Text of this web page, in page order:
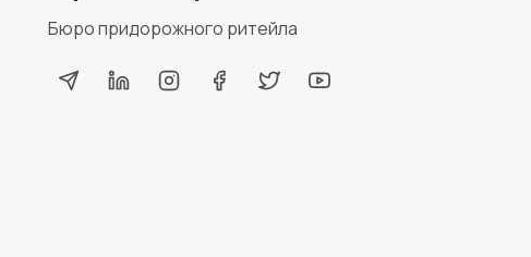
Бюро придорожного ритейла